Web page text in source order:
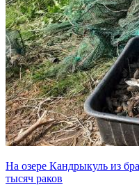
На озере Кандрыкуль из
тысяч раков